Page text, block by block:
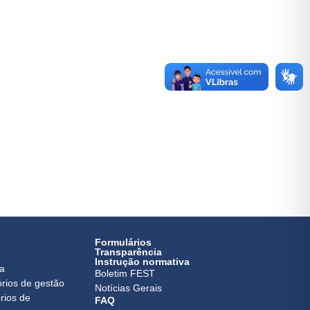
de gestão
de
Formulários
Transparência
Instrução normativa
Boletim FEST
Notícias Gerais
FAQ